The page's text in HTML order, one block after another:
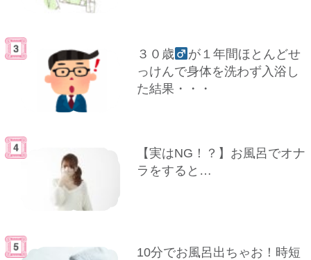
３０歳
が１年間ほとんどせ
っけんで身体を洗わず入浴し
た結果・・・
【実はNG！？】お風呂でオナ
ラをすると…
10分でお風呂出ちゃお！時短